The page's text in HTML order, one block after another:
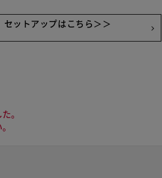
セットアップはこちら＞＞
。